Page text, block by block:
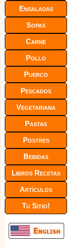
Ensaladas
Sopas
Carne
Pollo
Puerco
Pescados
Vegetariana
Pastas
Postres
Bebidas
Libros Recetas
Artículos
Tu Sitio!